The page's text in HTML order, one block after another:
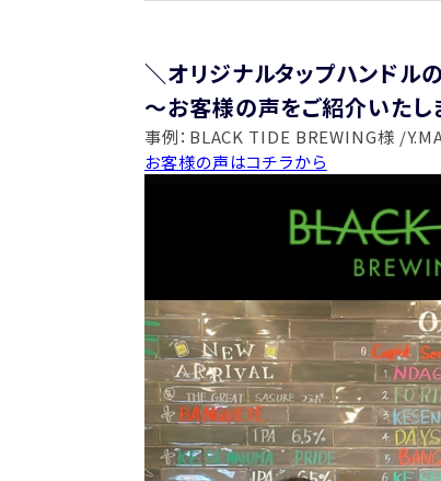
＼オリジナルタップハンドルの
～お客様の声をご紹介いたし
事例：BLACK TIDE BREWING様 /
お客様の声はコチラから